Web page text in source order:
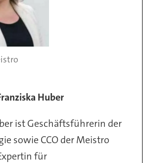
Huber
ist Geschäftsführerin der
sowie CCO der Meistro
für